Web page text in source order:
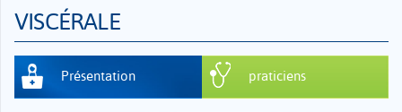
VISCÉRALE
Présentation praticiens